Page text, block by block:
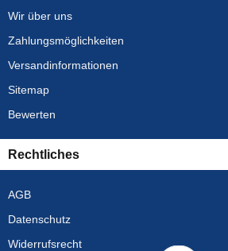
Wir über uns
Zahlungsmöglichkeiten
Versandinformationen
Sitemap
Bewerten
Rechtliches
AGB
Datenschutz
Widerrufsrecht